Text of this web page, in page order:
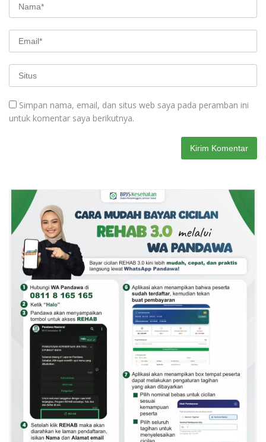
Simpan nama, email, dan situs web saya pada peramban ini
untuk komentar saya berikutnya.